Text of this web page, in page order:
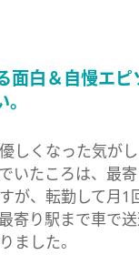
面白＆自慢エ
しくなった気が
いたころは、最
が、転勤して月1
寄り駅まで車で
ました。